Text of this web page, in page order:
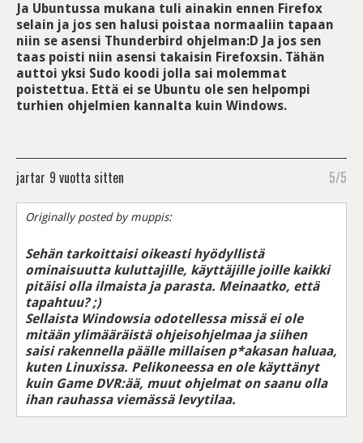
Ja Ubuntussa mukana tuli ainakin ennen Firefox
selain ja jos sen halusi poistaa normaaliin tapaan
niin se asensi Thunderbird ohjelman:D Ja jos sen
taas poisti niin asensi takaisin Firefoxsin. Tähän
auttoi yksi Sudo koodi jolla sai molemmat
poistettua. Että ei se Ubuntu ole sen helpompi
turhien ohjelmien kannalta kuin Windows.
jartar 9 vuotta sitten 5/5
Originally posted by muppis:
Sehän tarkoittaisi oikeasti hyödyllistä
ominaisuutta kuluttajille, käyttäjille joille kaikki
pitäisi olla ilmaista ja parasta. Meinaatko, että
tapahtuu? ;)
Sellaista Windowsia odotellessa missä ei ole
mitään ylimääräistä ohjeisohjelmaa ja siihen
saisi rakennella päälle millaisen p*akasan haluaa,
kuten Linuxissa. Pelikoneessa en ole käyttänyt
kuin Game DVR:ää, muut ohjelmat on saanu olla
ihan rauhassa viemässä levytilaa.